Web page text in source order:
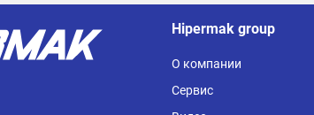
Hipermak group
О компании
Сервис